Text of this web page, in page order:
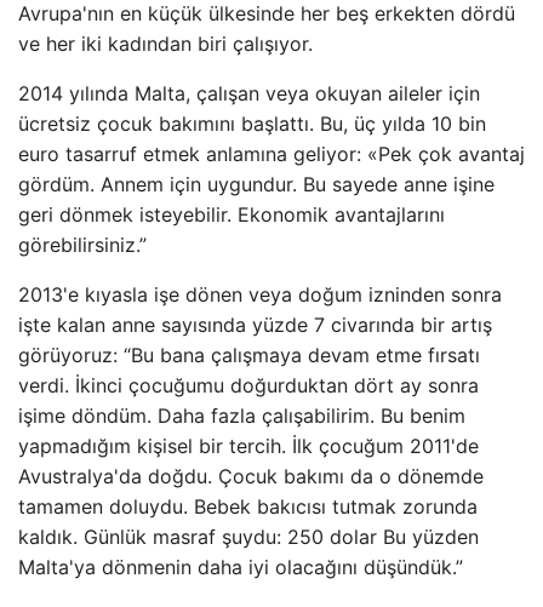
Avrupa'nın en küçük ülkesinde her beş erkekten dördü
ve her iki kadından biri çalışıyor.
2014 yılında Malta, çalışan veya okuyan aileler için
ücretsiz çocuk bakımını başlattı. Bu, üç yılda 10 bin
euro tasarruf etmek anlamına geliyor: «Pek çok avantaj
gördüm. Annem için uygundur. Bu sayede anne işine
geri dönmek isteyebilir. Ekonomik avantajlarını
görebilirsiniz.”
2013'e kıyasla işe dönen veya doğum izninden sonra
işte kalan anne sayısında yüzde 7 civarında bir artış
görüyoruz: “Bu bana çalışmaya devam etme fırsatı
verdi. İkinci çocuğumu doğurduktan dört ay sonra
işime döndüm. Daha fazla çalışabilirim. Bu benim
yapmadığım kişisel bir tercih. İlk çocuğum 2011'de
Avustralya'da doğdu. Çocuk bakımı da o dönemde
tamamen doluydu. Bebek bakıcısı tutmak zorunda
kaldık. Günlük masraf şuydu: 250 dolar Bu yüzden
Malta'ya dönmenin daha iyi olacağını düşündük.”